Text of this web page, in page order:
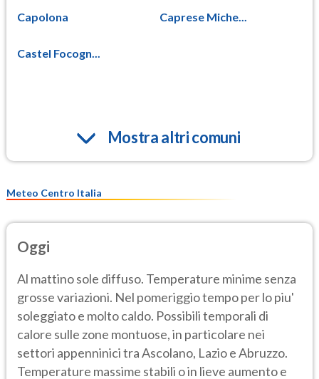
Capolona Caprese Miche...
Castel Focogn...
Mostra altri comuni
Meteo Centro Italia
Oggi
Al mattino sole diffuso. Temperature minime senza
grosse variazioni. Nel pomeriggio tempo per lo piu'
soleggiato e molto caldo. Possibili temporali di
calore sulle zone montuose, in particolare nei
settori appenninici tra Ascolano, Lazio e Abruzzo.
Temperature massime stabili o in lieve aumento e